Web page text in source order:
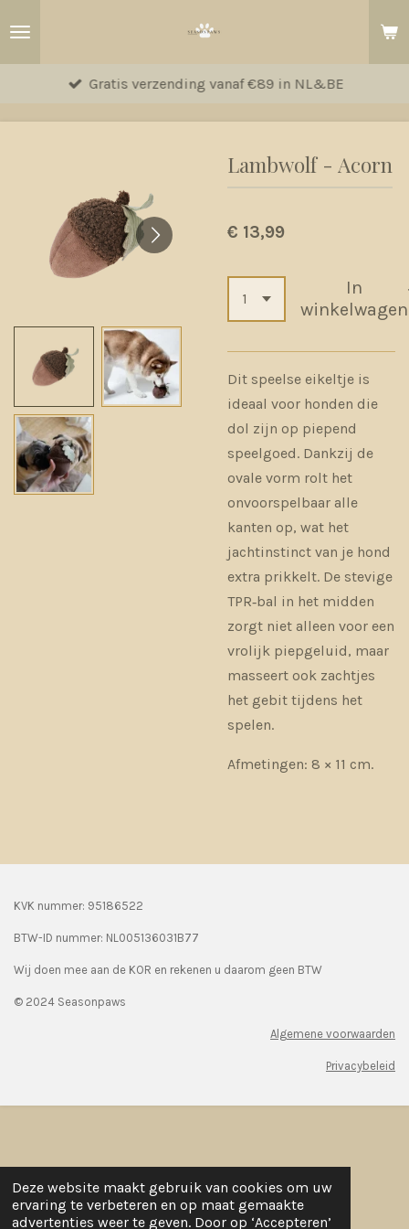
Deze website maakt gebruik van cookies om uw
ervaring te verbeteren en op maat gemaakte
advertenties weer te geven. Door op ‘Accepteren’
hoofdinhoud
Gratis verzending vanaf €89 in NL&BE
Lambwolf - Acorn
€ 13,99
In
winkelwagen
Dit speelse eikeltje is
ideaal voor honden die
dol zijn op piepend
speelgoed. Dankzij de
ovale vorm rolt het
onvoorspelbaar alle
kanten op, wat het
jachtinstinct van je hond
extra prikkelt. De stevige
TPR‑bal in het midden
zorgt niet alleen voor een
vrolijk piepgeluid, maar
masseert ook zachtjes
het gebit tijdens het
spelen.
Afmetingen: 8 × 11 cm.
KVK nummer: 95186522
BTW-ID nummer: NL005136031B77
Wij doen mee aan de KOR en rekenen u daarom geen BTW
© 2024 Seasonpaws
Algemene voorwaarden
Privacybeleid